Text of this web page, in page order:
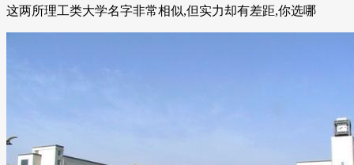
这两所理工类大学名字非常相似,但实力却有差距,你选哪